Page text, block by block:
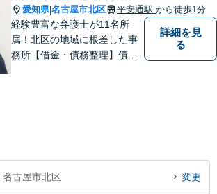
愛知県|名古屋市北区 平安通駅 から徒歩1分
経験豊富な弁護士が11名所
属！北区の地域に根差した事
務所【借金・債務整理】債務
詳細を見
る
名古屋市北区 変更